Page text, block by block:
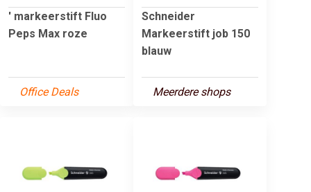
' markeerstift Fluo
Peps Max roze
Office Deals
Schneider
Markeerstift job 150
blauw
Meerdere shops